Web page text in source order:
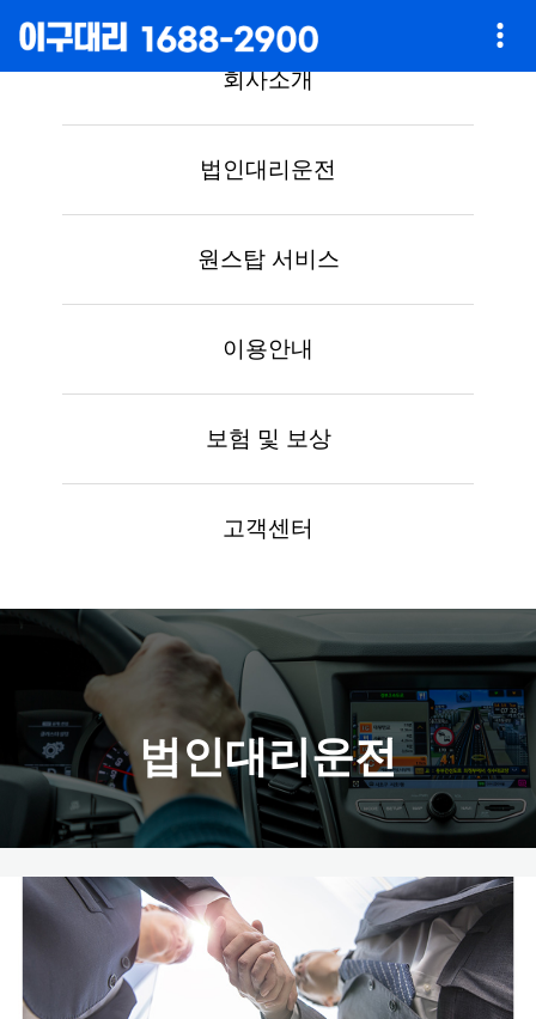
회사소개
법인대리운전
원스탑 서비스
이용안내
보험 및 보상
고객센터
법인대리운전